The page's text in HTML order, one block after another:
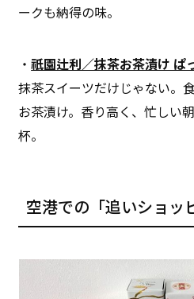
ークも納得の味。
・祇園辻利／抹茶お茶漬け ぱ
抹茶スイーツだけじゃない。
お茶漬け。香り高く、忙しい
杯。
空港での「追いショッ